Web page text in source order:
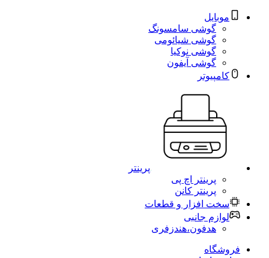
موبایل
گوشی سامسونگ
گوشی شیائومی
گوشی نوکیا
گوشی آیفون
کامپیوتر
پرینتر
پرینتر اچ پی
پرینتر کانن
سخت افزار و قطعات
لوازم جانبی
هدفون،هندزفری
فروشگاه